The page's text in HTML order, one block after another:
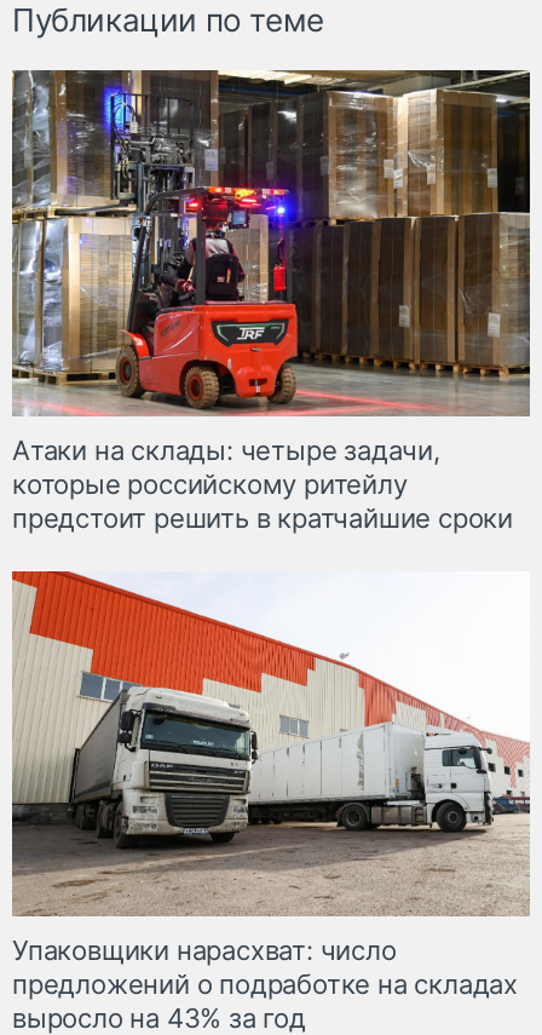
Публикации по теме
Атаки на склады: четыре задачи,
которые российскому ритейлу
предстоит решить в кратчайшие сроки
Упаковщики нарасхват: число
предложений о подработке на складах
выросло на 43% за год